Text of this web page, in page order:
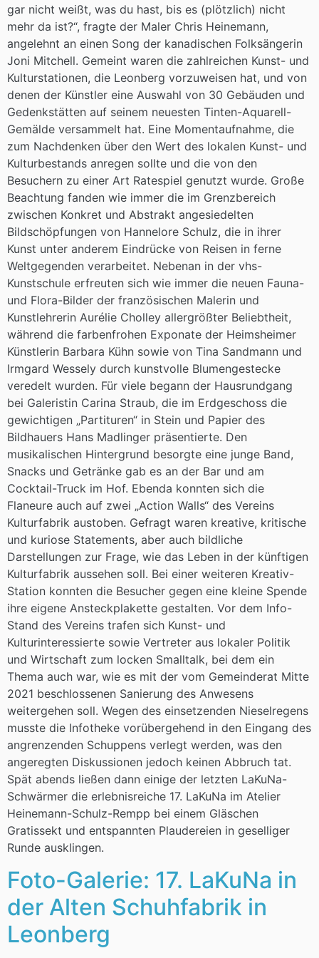
gar nicht weißt, was du hast, bis es (plötzlich) nicht
mehr da ist?“, fragte der Maler Chris Heinemann,
angelehnt an einen Song der kanadischen Folksängerin
Joni Mitchell. Gemeint waren die zahlreichen Kunst- und
Kulturstationen, die Leonberg vorzuweisen hat, und von
denen der Künstler eine Auswahl von 30 Gebäuden und
Gedenkstätten auf seinem neuesten Tinten-Aquarell-
Gemälde versammelt hat. Eine Momentaufnahme, die
zum Nachdenken über den Wert des lokalen Kunst- und
Kulturbestands anregen sollte und die von den
Besuchern zu einer Art Ratespiel genutzt wurde. Große
Beachtung fanden wie immer die im Grenzbereich
zwischen Konkret und Abstrakt angesiedelten
Bildschöpfungen von Hannelore Schulz, die in ihrer
Kunst unter anderem Eindrücke von Reisen in ferne
Weltgegenden verarbeitet. Nebenan in der vhs-
Kunstschule erfreuten sich wie immer die neuen Fauna-
und Flora-Bilder der französischen Malerin und
Kunstlehrerin Aurélie Cholley allergrößter Beliebtheit,
während die farbenfrohen Exponate der Heimsheimer
Künstlerin Barbara Kühn sowie von Tina Sandmann und
Irmgard Wessely durch kunstvolle Blumengestecke
veredelt wurden. Für viele begann der Hausrundgang
bei Galeristin Carina Straub, die im Erdgeschoss die
gewichtigen „Partituren“ in Stein und Papier des
Bildhauers Hans Madlinger präsentierte. Den
musikalischen Hintergrund besorgte eine junge Band,
Snacks und Getränke gab es an der Bar und am
Cocktail-Truck im Hof. Ebenda konnten sich die
Flaneure auch auf zwei „Action Walls“ des Vereins
Kulturfabrik austoben. Gefragt waren kreative, kritische
und kuriose Statements, aber auch bildliche
Darstellungen zur Frage, wie das Leben in der künftigen
Kulturfabrik aussehen soll. Bei einer weiteren Kreativ-
Station konnten die Besucher gegen eine kleine Spende
ihre eigene Ansteckplakette gestalten. Vor dem Info-
Stand des Vereins trafen sich Kunst- und
Kulturinteressierte sowie Vertreter aus lokaler Politik
und Wirtschaft zum locken Smalltalk, bei dem ein
Thema auch war, wie es mit der vom Gemeinderat Mitte
2021 beschlossenen Sanierung des Anwesens
weitergehen soll. Wegen des einsetzenden Nieselregens
musste die Infotheke vorübergehend in den Eingang des
angrenzenden Schuppens verlegt werden, was den
angeregten Diskussionen jedoch keinen Abbruch tat.
Spät abends ließen dann einige der letzten LaKuNa-
Schwärmer die erlebnisreiche 17. LaKuNa im Atelier
Heinemann-Schulz-Rempp bei einem Gläschen
Gratissekt und entspannten Plaudereien in geselliger
Runde ausklingen.
Foto-Galerie: 17. LaKuNa in
der Alten Schuhfabrik in
Leonberg